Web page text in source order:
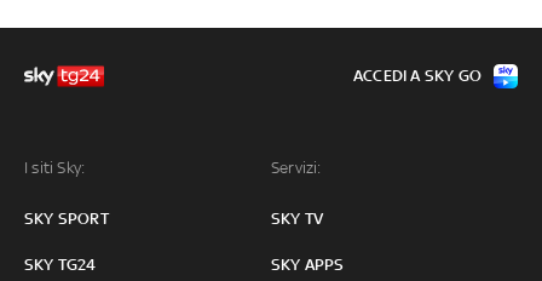
I siti Sky:
SKY SPORT
SKY TG24
Servizi:
SKY TV
SKY APPS
ACCEDI A SKY GO